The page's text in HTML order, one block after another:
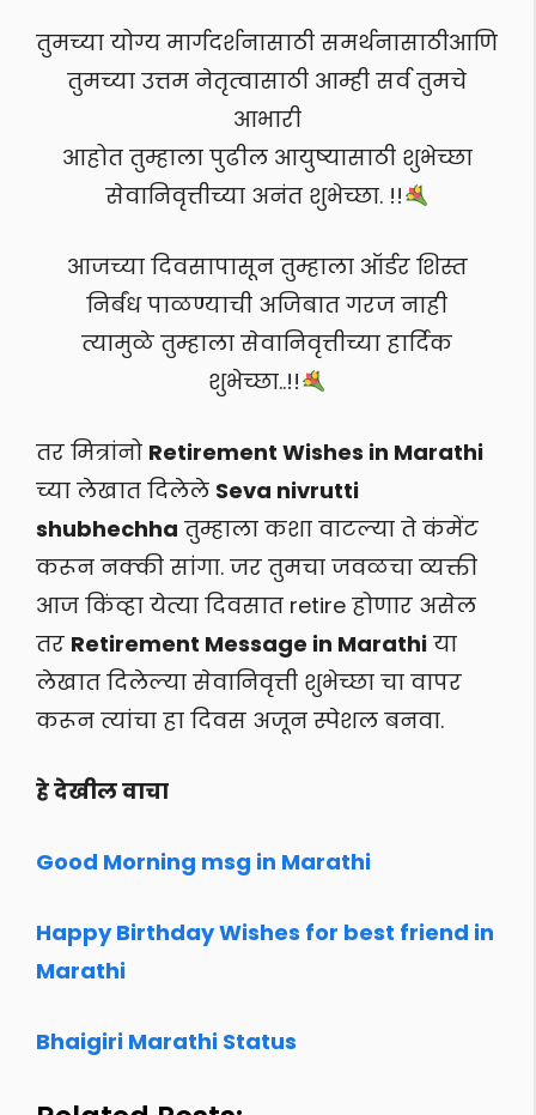
तुमच्या योग्य मार्गदर्शनासाठी समर्थनासाठीआणि
तुमच्या उत्तम नेतृत्वासाठी आम्ही सर्व तुमचे
आभारी
आहोत तुम्हाला पुढील आयुष्यासाठी शुभेच्छा
सेवानिवृत्तीच्या अनंत शुभेच्छा. !!
आजच्या दिवसापासून तुम्हाला ऑर्डर शिस्त
निर्बंध पाळण्याची अजिबात गरज नाही
त्यामुळे तुम्हाला सेवानिवृत्तीच्या हार्दिक
शुभेच्छा..!!
तर मित्रांनो Retirement Wishes in Marathi
च्या लेखात दिलेले Seva nivrutti
shubhechha तुम्हाला कशा वाटल्या ते कंमेंट
करून नक्की सांगा. जर तुमचा जवळचा व्यक्ती
आज किंव्हा येत्या दिवसात retire होणार असेल
तर Retirement Message in Marathi या
लेखात दिलेल्या सेवानिवृत्ती शुभेच्छा चा वापर
करून त्यांचा हा दिवस अजून स्पेशल बनवा.
हे देखील वाचा
Good Morning msg in Marathi
Happy Birthday Wishes for best friend in
Marathi
Bhaigiri Marathi Status